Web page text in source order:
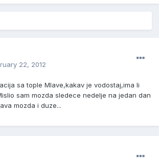
22, 2012
sa tople Mlave,kakav je vodostaj,ima li
sam mozda sledece nedelje na jedan dan
mozda i duze...